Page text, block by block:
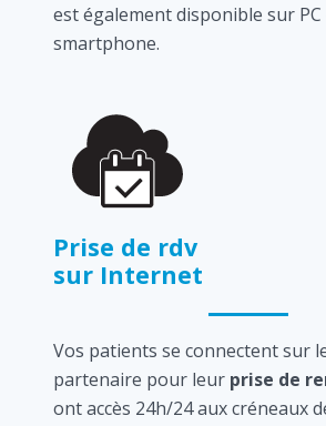
est également disponible sur
smartphone.
Prise de rdv
sur Internet
Vos patients se connectent sur
partenaire pour leur prise de
ont accès 24h/24 aux créneaux